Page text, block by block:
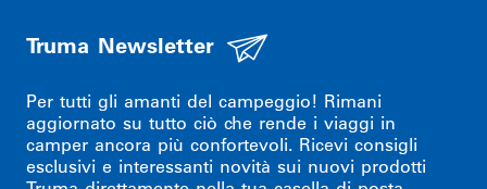
Truma Newsletter
Per tutti gli amanti del campeggio! Rimani
aggiornato su tutto ciò che rende i viaggi in
camper ancora più confortevoli. Ricevi consigli
esclusivi e interessanti novità sui nuovi prodotti